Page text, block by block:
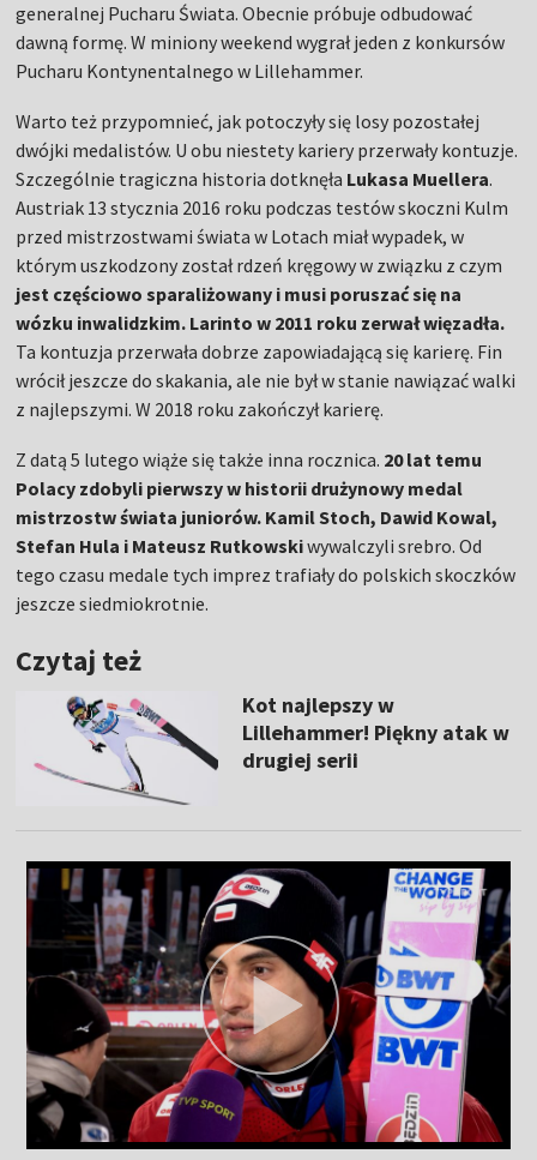
generalnej Pucharu Świata. Obecnie próbuje odbudować
dawną formę. W miniony weekend wygrał jeden z konkursów
Pucharu Kontynentalnego w Lillehammer.
Warto też przypomnieć, jak potoczyły się losy pozostałej
dwójki medalistów. U obu niestety kariery przerwały kontuzje.
Szczególnie tragiczna historia dotknęła Lukasa Muellera.
Austriak 13 stycznia 2016 roku podczas testów skoczni Kulm
przed mistrzostwami świata w Lotach miał wypadek, w
którym uszkodzony został rdzeń kręgowy w związku z czym
jest częściowo sparaliżowany i musi poruszać się na
wózku inwalidzkim. Larinto w 2011 roku zerwał więzadła.
Ta kontuzja przerwała dobrze zapowiadającą się karierę. Fin
wrócił jeszcze do skakania, ale nie był w stanie nawiązać walki
z najlepszymi. W 2018 roku zakończył karierę.
Z datą 5 lutego wiąże się także inna rocznica. 20 lat temu
Polacy zdobyli pierwszy w historii drużynowy medal
mistrzostw świata juniorów. Kamil Stoch, Dawid Kowal,
Stefan Hula i Mateusz Rutkowskiwywalczyli srebro. Od
tego czasu medale tych imprez trafiały do polskich skoczków
jeszcze siedmiokrotnie.
Czytaj też
Kot najlepszy w
Lillehammer! Piękny atak w
drugiej serii